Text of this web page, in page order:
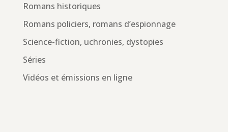
Romans historiques
Romans policiers, romans d’espionnage
Science-fiction, uchronies, dystopies
Séries
Vidéos et émissions en ligne